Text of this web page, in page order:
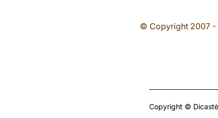
© Copyright 2007 -
Copyright ©